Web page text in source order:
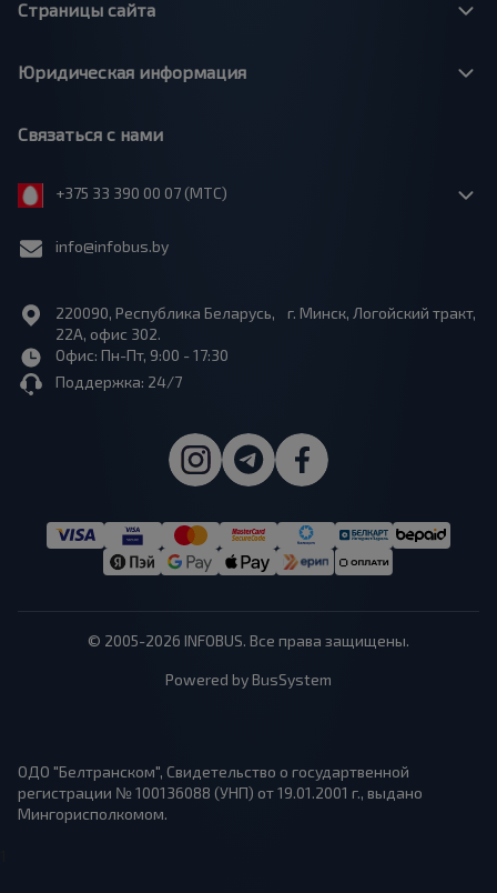
Страницы сайта
Юридическая информация
Связаться с нами
+375 33 390 00 07 (МТС)
info@infobus.by
220090, Республика Беларусь, г. Минск, Логойский тракт,
22А, офис 302.
Офис: Пн-Пт, 9:00 - 17:30
Поддержка: 24/7
© 2005-2026 INFOBUS. Все права защищены.
Powered by BusSystem
ОДО "Белтранском", Свидетельство о государтвенной
регистрации № 100136088 (УНП) от 19.01.2001 г., выдано
Мингорисполкомом.